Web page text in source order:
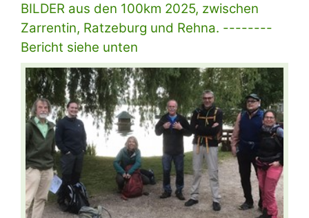
BILDER aus den 100km 2025, zwischen
Zarrentin, Ratzeburg und Rehna. --------
Bericht siehe unten